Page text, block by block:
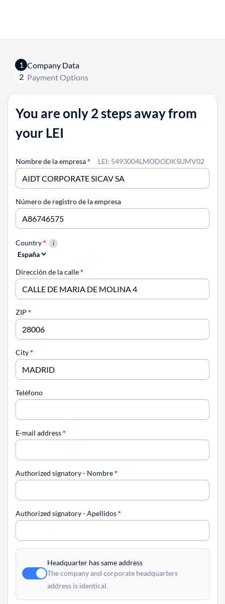
1 Company Data
2 Payment Options
You are only 2 steps away from
your LEI
LEI: 5493004LMODODKSUMV02
Nombre de la empresa*
Número de registro de la empresa
Country*
Dirección de la calle*
ZIP *
City*
Teléfono
E-mail address*
Authorized signatory - Nombre*
Authorized signatory - Apellidos*
Headquarter has same address
The company and corporate headquarters
address is identical.